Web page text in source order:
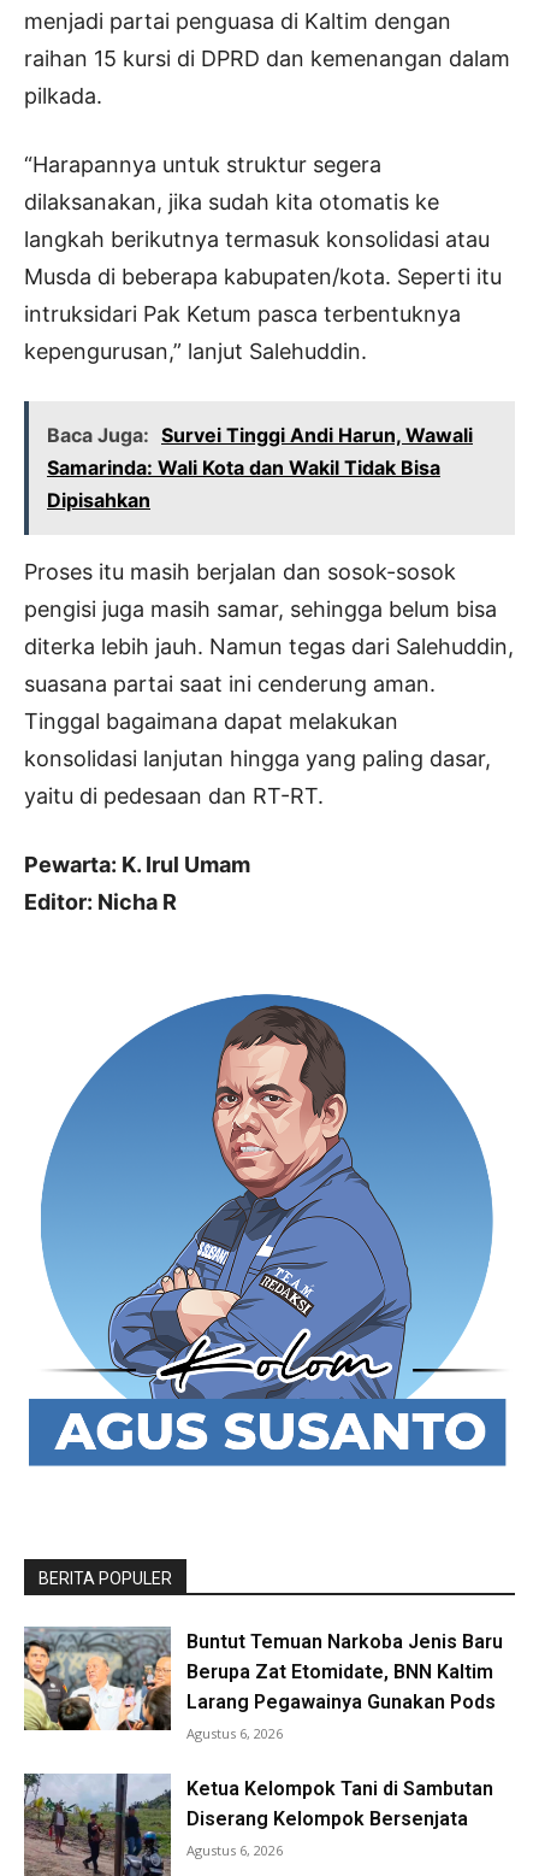
menjadi partai penguasa di Kaltim dengan
raihan 15 kursi di DPRD dan kemenangan dalam
pilkada.
“Harapannya untuk struktur segera
dilaksanakan, jika sudah kita otomatis ke
langkah berikutnya termasuk konsolidasi atau
Musda di beberapa kabupaten/kota. Seperti itu
intruksidari Pak Ketum pasca terbentuknya
kepengurusan,” lanjut Salehuddin.
Baca Juga: Survei Tinggi Andi Harun, Wawali
Samarinda: Wali Kota dan Wakil Tidak Bisa
Dipisahkan
Proses itu masih berjalan dan sosok-sosok
pengisi juga masih samar, sehingga belum bisa
diterka lebih jauh. Namun tegas dari Salehuddin,
suasana partai saat ini cenderung aman.
Tinggal bagaimana dapat melakukan
konsolidasi lanjutan hingga yang paling dasar,
yaitu di pedesaan dan RT-RT.
Pewarta: K. Irul Umam
Editor: Nicha R
BERITA POPULER
Buntut Temuan Narkoba Jenis Baru
Berupa Zat Etomidate, BNN Kaltim
Larang Pegawainya Gunakan Pods
Agustus 6, 2026
Ketua Kelompok Tani di Sambutan
Diserang Kelompok Bersenjata
Agustus 6, 2026